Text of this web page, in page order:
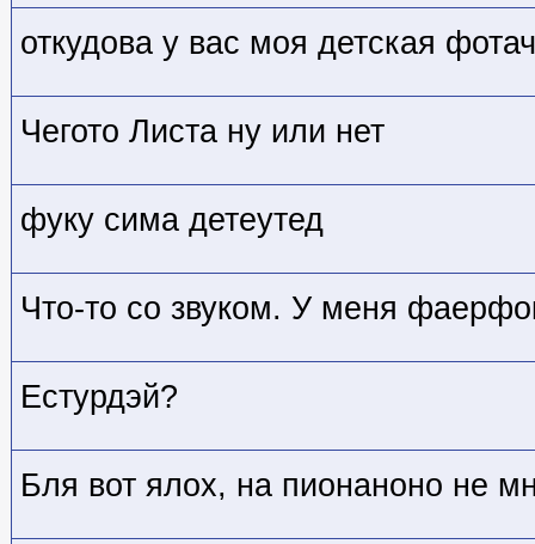
откудова у вас моя детская
Чегото Листа ну или нет
фуку сима детеутед
Что-то со звуком. У меня
Естурдэй?
Бля вот ялох, на пионаноно не